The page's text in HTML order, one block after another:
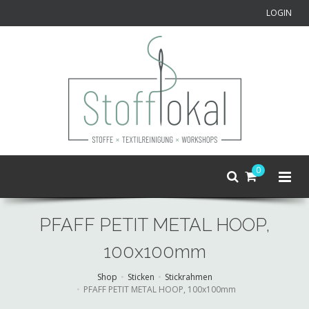
LOGIN
0
PFAFF PETIT METAL HOOP,
100x100mm
Shop Sticken
Stickrahmen
PFAFF PETIT METAL HOOP, 100x100mm